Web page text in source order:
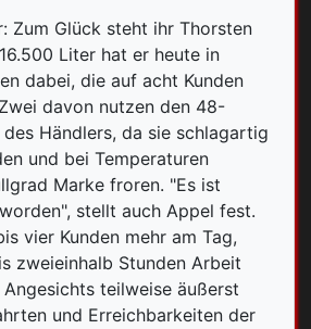
Zum Glück steht ihr Thorsten
Liter hat er heute in
dabei, die auf acht Kunden
davon nutzen den 48-
Händlers, da sie schlagartig
und bei Temperaturen
Marke froren. "Es ist
stellt auch Appel fest.
vier Kunden mehr am Tag,
zweieinhalb Stunden Arbeit
Angesichts teilweise äußerst
und Erreichbarkeiten der